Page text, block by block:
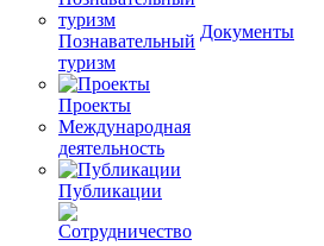
Познавательный
туризм
Проекты
Международная
деятельность
Публикации
Документы